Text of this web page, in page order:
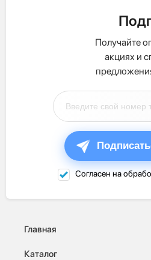
Получайте
акциях и
Согласен на
Главная
Каталог